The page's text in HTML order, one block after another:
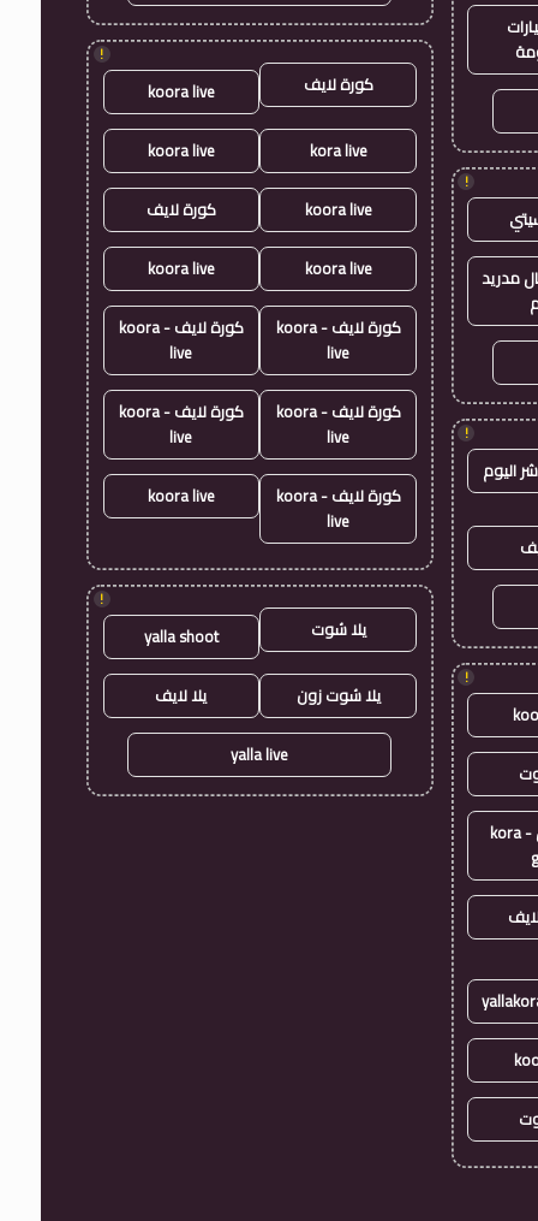
!
مدريد
!
اليوم
!
كورة جول - kora
!
كورة لايف koora live
kora live
koora live
koora live كورة لايف
koora live
koora live
كورة لايف - koora
live
كورة لايف - koora
live
كورة لايف - koora
live
كورة لايف - koora
live
كورة لايف - koora
live
koora live
!
يلا شوت yalla shoot
يلا شوت زون يلا لايف
yalla live